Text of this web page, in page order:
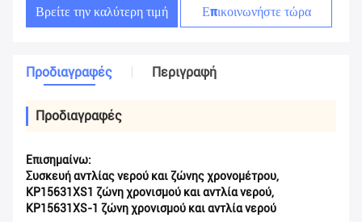
Βρείτε την καλύτερη τιμή Επικοινωνήστε τώρα
Προδιαγραφές Περιγραφή
Προδιαγραφές
Επισημαίνω:
Συσκευή αντλίας νερού και ζώνης χρονομέτρου,
KP15631XS1 ζώνη χρονισμού και αντλία νερού,
KP15631XS-1 ζώνη χρονισμού και αντλία νερού